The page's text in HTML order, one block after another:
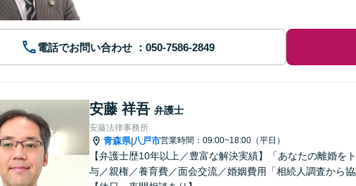
電話でお問い合わせ
安藤 祥吾 弁護士
安藤法律事務所
青森県|八戸市営業時間：09:00~18:00（平日）
【弁護士歴10年以上／豊富な解決実績】「あなたの離婚
与／親権／養育費／面会交流／婚姻費用「相続人調査から